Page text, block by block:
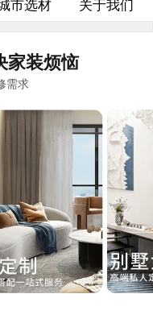
市选材 关于我们
家装烦恼
需求